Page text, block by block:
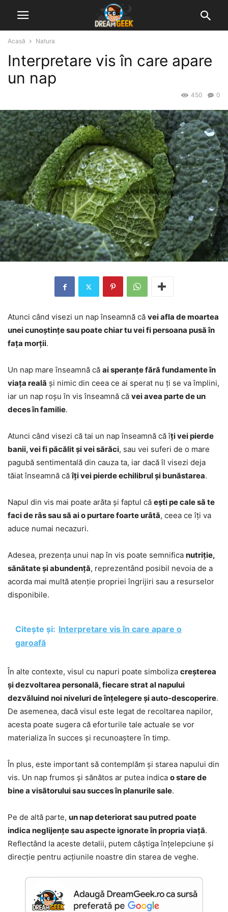
Acasă Natura
Interpretare vis în care apare
un nap
0
450
Atunci când visezi un nap înseamnă că vei afla de moartea
unei cunoștințe sau poate chiar tu vei fi persoana pusă în
fața morții.
Un nap mare înseamnă că ai speranțe fără fundamente în
viața reală și nimic din ceea ce ai sperat nu ți se va împlini,
iar un nap roșu în vis înseamnă că vei avea parte de un
deces în familie.
Atunci când visezi că tai un nap înseamnă că îți vei pierde
banii, vei fi păcălit și vei sărăci, sau vei suferi de o mare
pagubă sentimentală din cauza ta, iar dacă îl visezi deja
tăiat înseamnă căîți vei pierde echilibrul și bunăstarea.
Napul din vis mai poate arăta și faptul că ești pe cale să te
faci de râs sau să ai o purtare foarte urâtă, ceea ce îți va
aduce numai necazuri.
Adesea, prezența unui nap în vis poate semnifica nutriție,
sănătate și abundență, reprezentând posibil nevoia de a
acorda mai multă atenție propriei îngrijiri sau a resurselor
disponibile.
Citește și: Interpretare vis în care apare o
garoafă
În alte contexte, visul cu napuri poate simboliza creșterea
și dezvoltarea personală, fiecare strat al napului
dezvăluind noi niveluri de înțelegere și auto-descoperire.
De asemenea, dacă visul este legat de recoltarea napilor,
acesta poate sugera că eforturile tale actuale se vor
materializa în succes și recunoaștere în timp.
În plus, este important să contemplăm și starea napului din
vis. Un nap frumos și sănătos ar putea indica o stare de
bine a visătorului sau succes în planurile sale.
Pe de altă parte, un nap deteriorat sau putred poate
indica neglijențe sau aspecte ignorate în propria viață.
Reflectând la aceste detalii, putem câștiga înțelepciune și
direcție pentru acțiunile noastre din starea de veghe.